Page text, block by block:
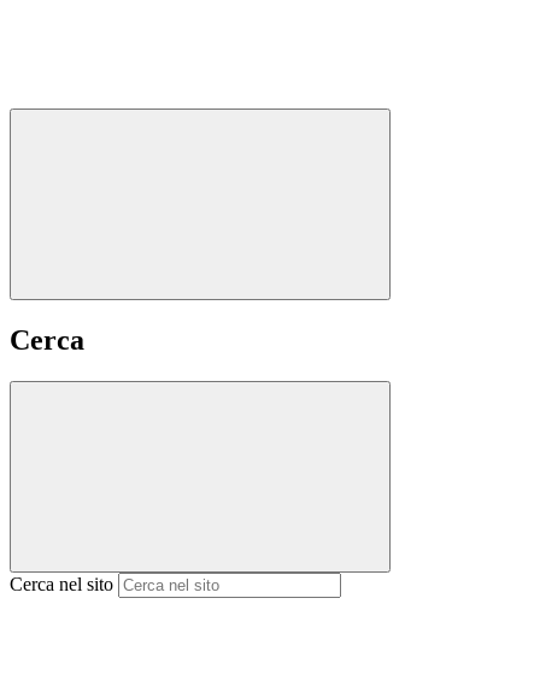
Cerca
Cerca nel sito